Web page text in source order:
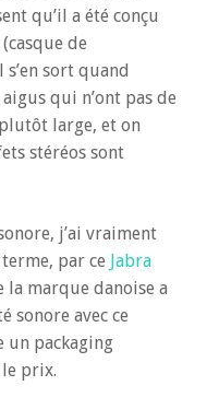
qu’il a été conçu
de
sort quand
qui n’ont pas de
large, et on
stéréos sont
j’ai vraiment
par ce Jabra
la marque danoise a
sonore avec ce
un packaging
prix.